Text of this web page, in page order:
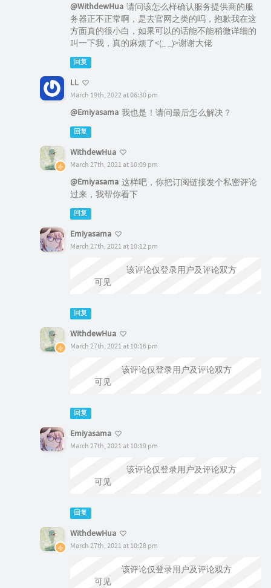
@WithdewHua 请问该怎么样确认服务提供商的服
务器正不正常啊，是去官网之类的吗，抱歉我在这
方面真的很小白，如果可以的话能不能稍微详细的
叫一下我，真的麻烦了<(_ _)>谢谢大佬
回复
LL
March 19th, 2022 at 06:30 pm
@Emiyasama 我也是！请问最后怎么解决？
回复
WithdewHua
March 27th, 2021 at 10:09 pm
@Emiyasama 这样吧，你把订阅链接发个私密评论
过来，我帮你看下
回复
Emiyasama
March 27th, 2021 at 10:12 pm
该评论仅登录用户及评论双方
可见
回复
WithdewHua
March 27th, 2021 at 10:16 pm
该评论仅登录用户及评论双方
可见
回复
Emiyasama
March 27th, 2021 at 10:19 pm
该评论仅登录用户及评论双方
可见
回复
WithdewHua
March 27th, 2021 at 10:28 pm
该评论仅登录用户及评论双方
可见